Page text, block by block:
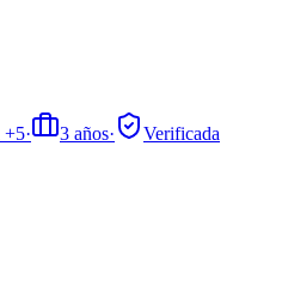
+5· 3 años·
Verificada